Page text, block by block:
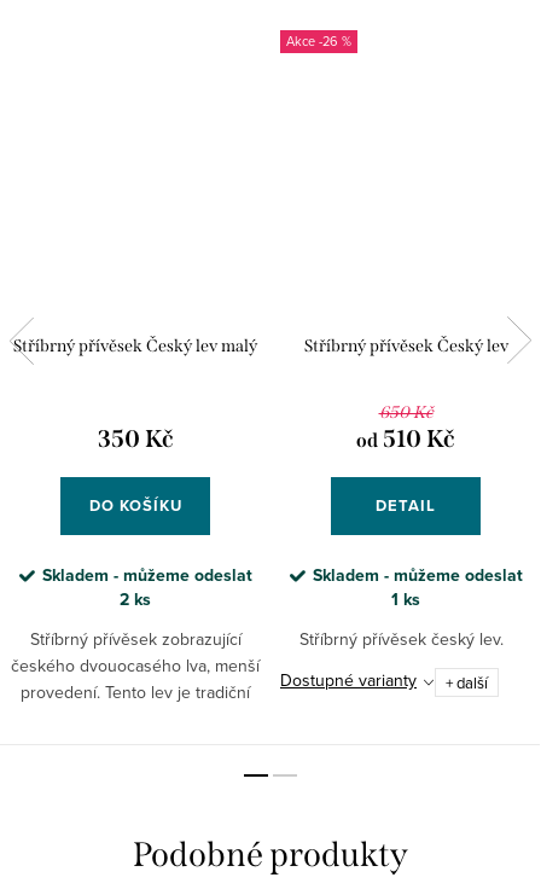
Stříbrný přívěsek Český lev malý
350 Kč
DO KOŠÍKU
Skladem - můžeme odeslat
2 ks
Stříbrný přívěsek zobrazující
českého dvouocasého lva, menší
provedení. Tento lev je tradiční
-26 %
Stříbrný přívěsek Český lev
650 Kč
od 510 Kč
DETAIL
Skladem - můžeme odeslat
1 ks
Stříbrný přívěsek český lev.
Dostupné varianty
+ další